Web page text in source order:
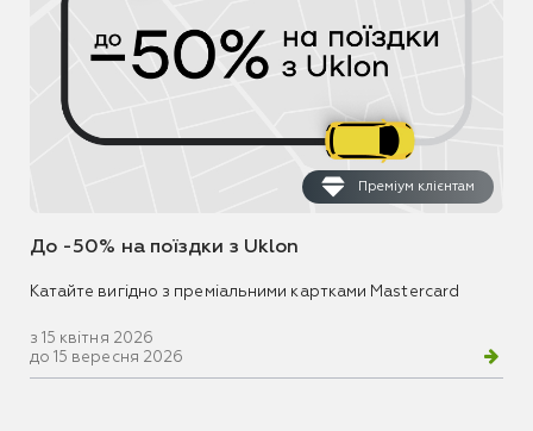
Преміум клієнтам
До -50% на поїздки з Uklon
Катайте вигідно з преміальними картками Mastercard
з 15 квітня 2026
до 15 вересня 2026